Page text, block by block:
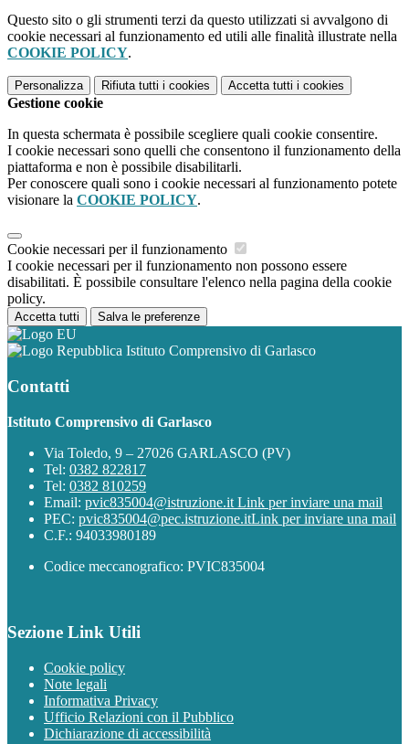
Questo sito o gli strumenti terzi da questo utilizzati si avvalgono di
cookie necessari al funzionamento ed utili alle finalità illustrate nella
COOKIE POLICY.
Personalizza Rifiuta tutti i cookies Accetta tutti i cookies
Gestione cookie
In questa schermata è possibile scegliere quali cookie consentire.
I cookie necessari sono quelli che consentono il funzionamento della
piattaforma e non è possibile disabilitarli.
Per conoscere quali sono i cookie necessari al funzionamento potete
visionare la COOKIE POLICY.
Cookie necessari per il funzionamento
I cookie necessari per il funzionamento non possono essere
disabilitati. È possibile consultare l'elenco nella pagina della cookie
policy.
Accetta tutti Salva le preferenze
Istituto Comprensivo di Garlasco
Contatti
Istituto Comprensivo di Garlasco
Via Toledo, 9 – 27026 GARLASCO (PV)
Tel: 0382 822817
Tel: 0382 810259
Email: pvic835004@istruzione.it Link per inviare una mail
PEC: pvic835004@pec.istruzione.itLink per inviare una mail
C.F.: 94033980189
Codice meccanografico: PVIC835004
Sezione Link Utili
Cookie policy
Note legali
Informativa Privacy
Ufficio Relazioni con il Pubblico
Dichiarazione di accessibilità